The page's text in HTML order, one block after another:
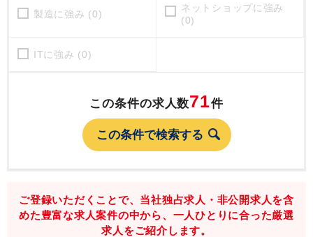
製造に強み (0)
ネットショップに強み
(0)
ITに強み (0)
この条件の求人数71件
ご登録いただくことで、当社独占求人・非公開求人を含
めた豊富な求人案件の中から、一人ひとりに合った厳選
求人をご紹介します。